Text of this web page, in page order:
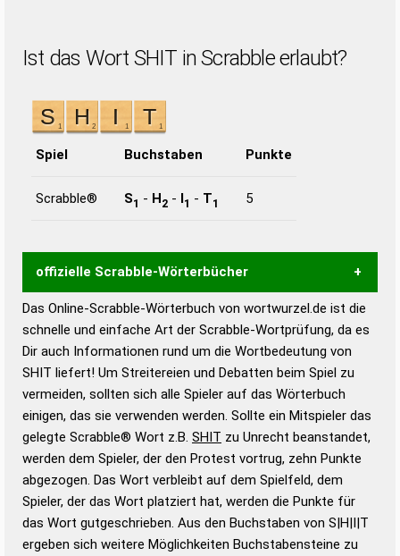
Ist das Wort SHIT in Scrabble erlaubt?
Spiel Buchstaben Punkte
Scrabble® S1 - H2 - I1 - T1 5
offizielle Scrabble-Wörterbücher
Wortwurzel liefert mit Hilfe eines semantischen
Wortanalyse-Algorithmus gute Anhaltspunkte zu
Wortbedeutung, Worttrennung und Wortform, um die
Gültigkeit eines Wortes für das Scrabble-Spiel zu
bestimmen!
zugelassene Turnier Scrabble-
Wörterbücher sind:
Duden – Standardwerk in 12 Bänden
Duden – Richtiges und gutes
Deutsch
Duden – Die deutsche Grammatik
Das Online-Scrabble-Wörterbuch von wortwurzel.de ist die
schnelle und einfache Art der Scrabble-Wortprüfung, da es
Dir auch Informationen rund um die Wortbedeutung von
SHIT liefert! Um Streitereien und Debatten beim Spiel zu
vermeiden, sollten sich alle Spieler auf das Wörterbuch
einigen, das sie verwenden werden. Sollte ein Mitspieler das
gelegte Scrabble® Wort z.B. SHIT zu Unrecht beanstandet,
werden dem Spieler, der den Protest vortrug, zehn Punkte
abgezogen. Das Wort verbleibt auf dem Spielfeld, dem
Spieler, der das Wort platziert hat, werden die Punkte für
das Wort gutgeschrieben. Aus den Buchstaben von S|H|I|T
ergeben sich weitere Möglichkeiten Buchstabensteine zu